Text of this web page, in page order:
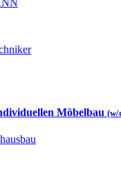
Möbelbau (w/